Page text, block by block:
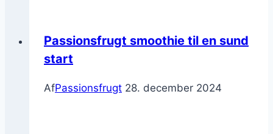
Passionsfrugt smoothie til en sund
start
AfPassionsfrugt 28. december 2024